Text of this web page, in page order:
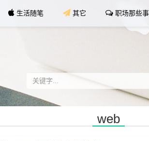
生活随笔 其它 职场那些
web